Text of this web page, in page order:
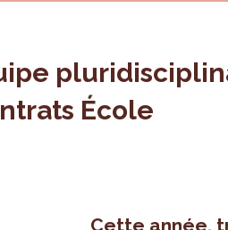
École
Cette année,